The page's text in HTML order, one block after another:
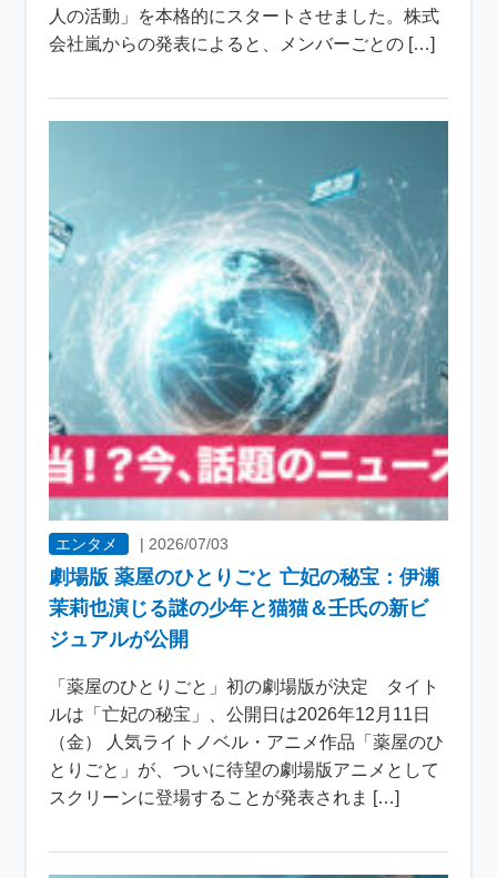
人の活動」を本格的にスタートさせました。株式
会社嵐からの発表によると、メンバーごとの […]
エンタメ | 2026/07/03
劇場版 薬屋のひとりごと 亡妃の秘宝：伊瀬
茉莉也演じる謎の少年と猫猫＆壬氏の新ビ
ジュアルが公開
「薬屋のひとりごと」初の劇場版が決定 タイト
ルは「亡妃の秘宝」、公開日は2026年12月11日
（金） 人気ライトノベル・アニメ作品「薬屋のひ
とりごと」が、ついに待望の劇場版アニメとして
スクリーンに登場することが発表されま […]